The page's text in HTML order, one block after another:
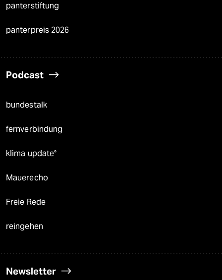
panterstiftung
panterpreis 2026
Podcast
bundestalk
fernverbindung
klima update°
Mauerecho
Freie Rede
reingehen
Newsletter